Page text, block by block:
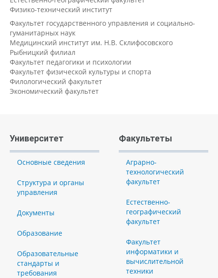
Физико-технический институт
Факультет государственного управления и социально-
гуманитарных наук
Медицинский институт им. Н.В. Склифосовского
Рыбницкий филиал
Факультет педагогики и психологии
Факультет физической культуры и спорта
Филологический факультет
Экономический факультет
Университет
Основные сведения
Структура и органы
управления
Документы
Образование
Образовательные
стандарты и
требования
Факультеты
Аграрно-
технологический
факультет
Естественно-
географический
факультет
Факультет
информатики и
вычислительной
техники